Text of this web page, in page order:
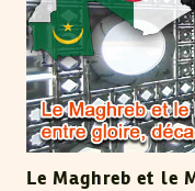
Le Maghreb et le